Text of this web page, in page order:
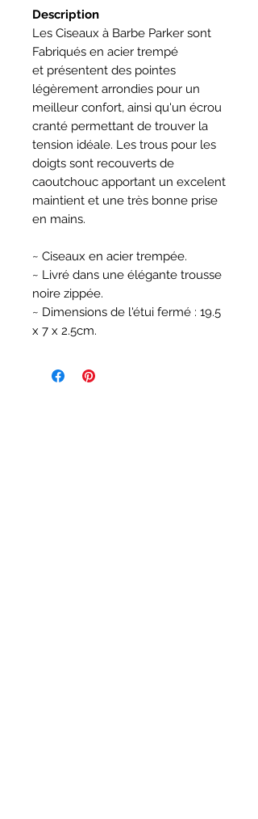
Description
Les Ciseaux à Barbe Parker sont
Fabriqués en acier trempé
et présentent des pointes
légèrement arrondies pour un
meilleur confort, ainsi qu'un écrou
cranté permettant de trouver la
tension idéale. Les trous pour les
doigts sont recouverts de
caoutchouc apportant un excelent
maintient et une très bonne prise
en mains.
~ Ciseaux en acier trempée.
~ Livré dans une élégante trousse
noire zippée.
~ Dimensions de l'étui fermé : 19.5
x 7 x 2.5cm.